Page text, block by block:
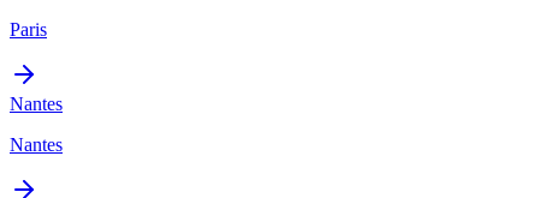
Paris
Nantes
Nantes